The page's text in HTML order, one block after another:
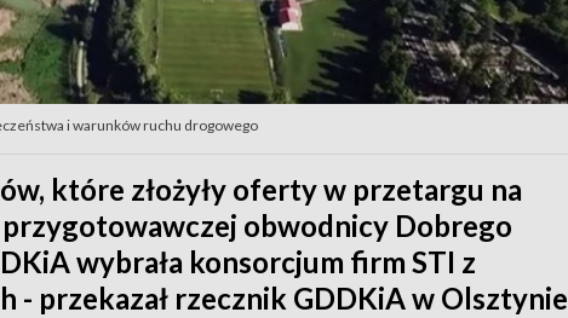
i warunków ruchu drogowego
które złożyły oferty w przetargu na
obwodnicy Dobrego
wybrała konsorcjum firm STI z
- przekazał rzecznik GDDKiA w Olsztynie